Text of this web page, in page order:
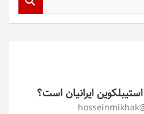
ایرانیان است؟